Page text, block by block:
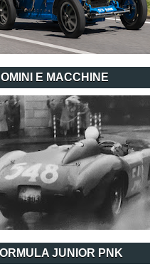
E MACCHINE
JUNIOR PNK